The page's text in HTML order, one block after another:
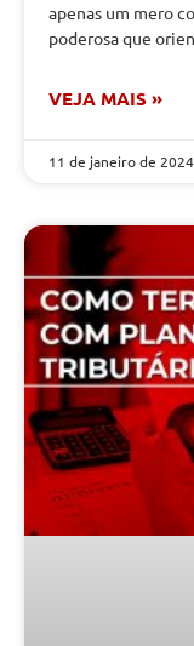
apenas um mero
poderosa que
VEJA MAIS »
11 de janeiro de 2024